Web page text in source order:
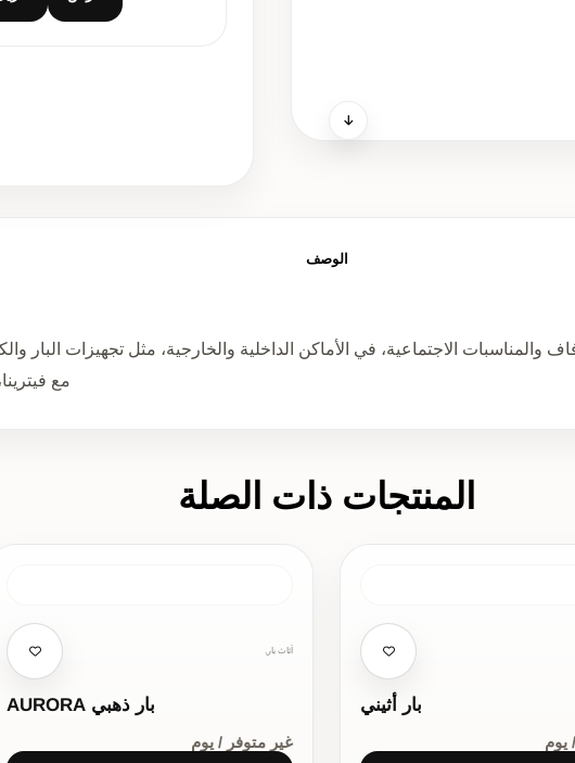
الوصف
الاجتماعية، في الأماكن الداخلية والخارجية، مثل تجهيزات البار
مع
المنتجات ذات الصلة
بار أثيني
يوم
أثاث بار,
بار ذهبي AURORA
غير متوفر / يوم